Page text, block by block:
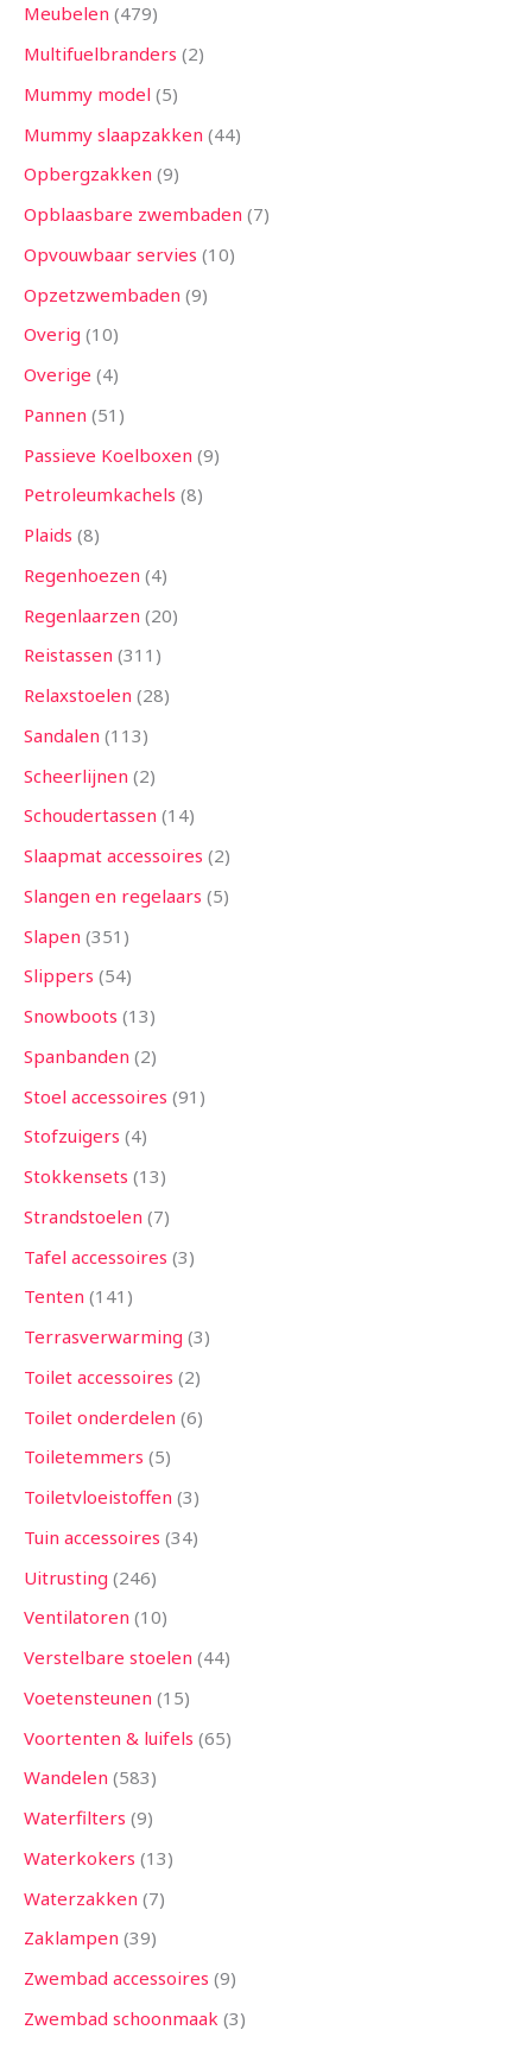
Meubelen 479
Multifuelbranders 2
Mummy model 5
Mummy slaapzakken 44
Opbergzakken 9
Opblaasbare zwembaden 7
Opvouwbaar servies 10
Opzetzwembaden 9
Overig 10
Overige 4
Pannen 51
Passieve Koelboxen 9
Petroleumkachels 8
Plaids 8
Regenhoezen 4
Regenlaarzen 20
Reistassen 311
Relaxstoelen 28
Sandalen 113
Scheerlijnen 2
Schoudertassen 14
Slaapmat accessoires 2
Slangen en regelaars 5
Slapen 351
Slippers 54
Snowboots 13
Spanbanden 2
Stoel accessoires 91
Stofzuigers 4
Stokkensets 13
Strandstoelen 7
Tafel accessoires 3
Tenten 141
Terrasverwarming 3
Toilet accessoires 2
Toilet onderdelen 6
Toiletemmers 5
Toiletvloeistoffen 3
Tuin accessoires 34
Uitrusting 246
Ventilatoren 10
Verstelbare stoelen 44
Voetensteunen 15
Voortenten & luifels 65
Wandelen 583
Waterfilters 9
Waterkokers 13
Waterzakken 7
Zaklampen 39
Zwembad accessoires 9
Zwembad schoonmaak 3